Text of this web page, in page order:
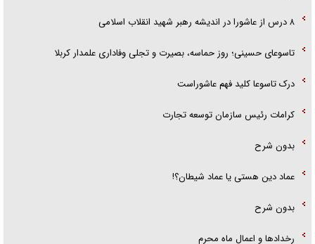
۸ درس از عاشورا در اندیشه رهبر شهید انقلاب اسلامی
تاسوعای حسینی؛ روز حماسه، بصیرت و تجلی وفاداری علمدار کربلا
درک تاسوعا کلید فهم عاشوراست
کرامات رئیس سازمان توسعه تجارت
بدون شرح
عماد دین هستی یا عماد شیطان؟!
بدون شرح
رخداد‌ها و اعمال ماه محرم